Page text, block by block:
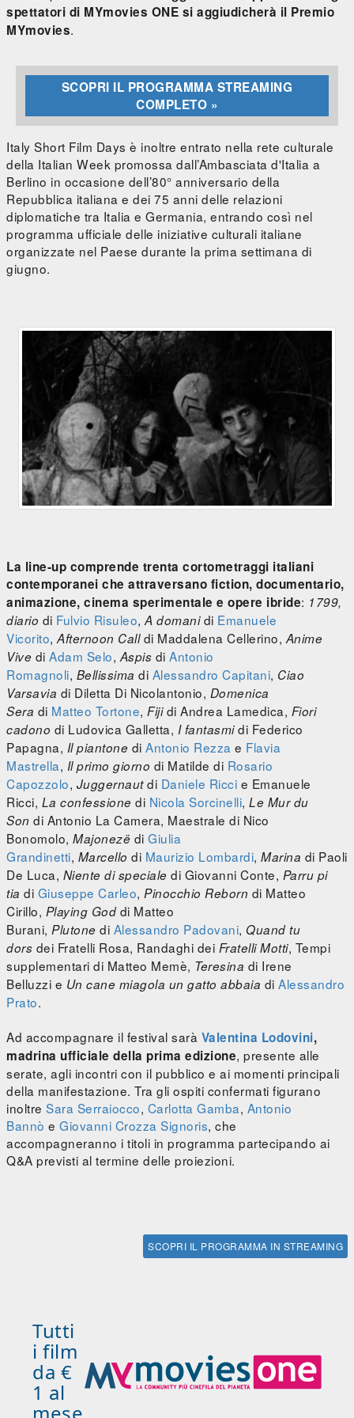
spettatori di MYmovies ONE si aggiudicherà il Premio
MYmovies.
SCOPRI IL PROGRAMMA STREAMING
COMPLETO »
Italy Short Film Days è inoltre entrato nella rete culturale
della Italian Week promossa dall’Ambasciata d'Italia a
Berlino in occasione dell’80° anniversario della
Repubblica italiana e dei 75 anni delle relazioni
diplomatiche tra Italia e Germania, entrando così nel
programma ufficiale delle iniziative culturali italiane
organizzate nel Paese durante la prima settimana di
giugno.
La line-up comprende trenta cortometraggi italiani
contemporanei che attraversano fiction, documentario,
animazione, cinema sperimentale e opere ibride: 1799,
diario di Fulvio Risuleo, A domanidi Emanuele
Vicorito, Afternoon Calldi Maddalena Cellerino, Anime
Vive di Adam Selo, Aspis di Antonio
Romagnoli, Bellissima di Alessandro Capitani, Ciao
Varsavia di Diletta Di Nicolantonio, Domenica
Sera di Matteo Tortone, Fijidi Andrea Lamedica, Fiori
cadono di Ludovica Galletta, I fantasmidi Federico
Papagna, Il piantone di Antonio Rezza e Flavia
Mastrella, Il primo giorno di Matilde di Rosario
Capozzolo, Juggernautdi Daniele Ricci e Emanuele
Ricci, La confessione di Nicola Sorcinelli, Le Mur du
Son di Antonio La Camera, Maestrale di Nico
Bonomolo, Majonezë di Giulia
Grandinetti, Marcello di Maurizio Lombardi, Marina di Paoli
De Luca, Niente di speciale di Giovanni Conte, Parru pi
tia di Giuseppe Carleo, Pinocchio Reborn di Matteo
Cirillo, Playing Goddi Matteo
Burani, Plutone di Alessandro Padovani, Quand tu
dors dei Fratelli Rosa, Randaghi dei Fratelli Motti, Tempi
supplementari di Matteo Memè, Teresina di Irene
Belluzzi e Un cane miagola un gatto abbaia di Alessandro
Prato.
Ad accompagnare il festival sarà Valentina Lodovini,
madrina ufficiale della prima edizione, presente alle
serate, agli incontri con il pubblico e ai momenti principali
della manifestazione. Tra gli ospiti confermati figurano
inoltre Sara Serraiocco, Carlotta Gamba, Antonio
Bannò e Giovanni Crozza Signoris, che
accompagneranno i titoli in programma partecipando ai
Q&A previsti al termine delle proiezioni.
SCOPRI IL PROGRAMMA IN STREAMING
Tutti
i film
da €
1 al
mese